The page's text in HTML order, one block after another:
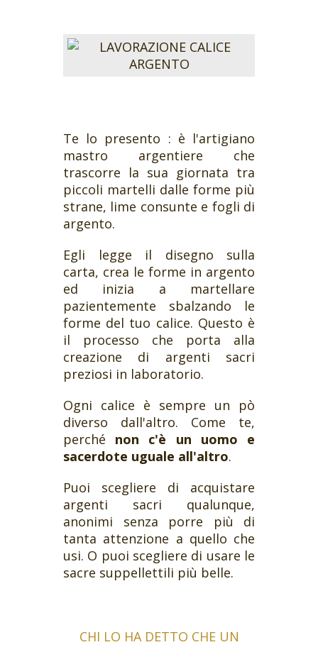
Te lo presento : è l'artigiano
mastro argentiere che
trascorre la sua giornata tra
piccoli martelli dalle forme più
strane, lime consunte e fogli di
argento.
Egli legge il disegno sulla
carta, crea le forme in argento
ed inizia a martellare
pazientemente sbalzando le
forme del tuo calice. Questo è
il processo che porta alla
creazione di argenti sacri
preziosi in laboratorio.
Ogni calice è sempre un pò
diverso dall'altro. Come te,
perché non c'è un uomo e
sacerdote uguale all'altro.
Puoi scegliere di acquistare
argenti sacri qualunque,
anonimi senza porre più di
tanta attenzione a quello che
usi. O puoi scegliere di usare le
sacre suppellettili più belle.
CHI LO HA DETTO CHE UN